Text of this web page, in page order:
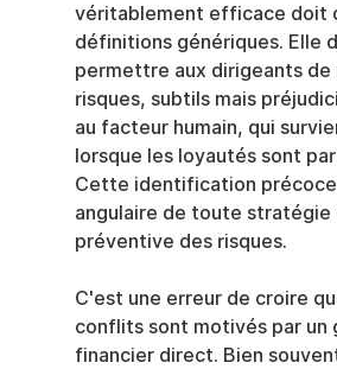
véritablement efficace doit
définitions génériques. Elle
permettre aux dirigeants de
risques, subtils mais
au facteur humain, qui
lorsque les loyautés sont
Cette identification
angulaire de toute stratégie
préventive des risques.
C'est une erreur de croire
conflits sont motivés par un
financier direct. Bien